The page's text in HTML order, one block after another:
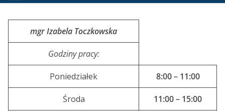
mgr Izabela Toczkowska
Godziny pracy:
Poniedziałek 8:00 – 11:00
Środa 11:00 – 15:00